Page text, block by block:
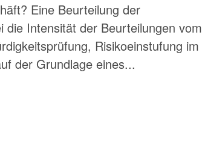
Eine Beurteilung der
die Intensität der Beurteilungen vom
Risikoeinstufung im
der Grundlage eines...